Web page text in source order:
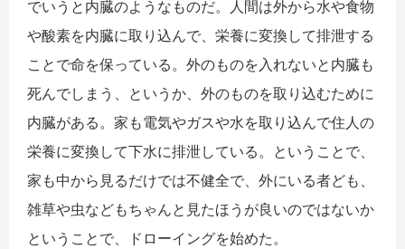
でいうと内臓のようなものだ。人間は外から水や食物
や酸素を内臓に取り込んで、栄養に変換して排泄する
ことで命を保っている。外のものを入れないと内臓も
死んでしまう、というか、外のものを取り込むために
内臓がある。家も電気やガスや水を取り込んで住人の
栄養に変換して下水に排泄している。ということで、
家も中から見るだけでは不健全で、外にいる者ども、
雑草や虫などもちゃんと見たほうが良いのではないか
ということで、ドローイングを始めた。